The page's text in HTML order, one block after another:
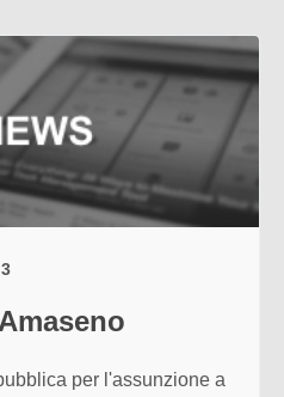
per l'assunzione a